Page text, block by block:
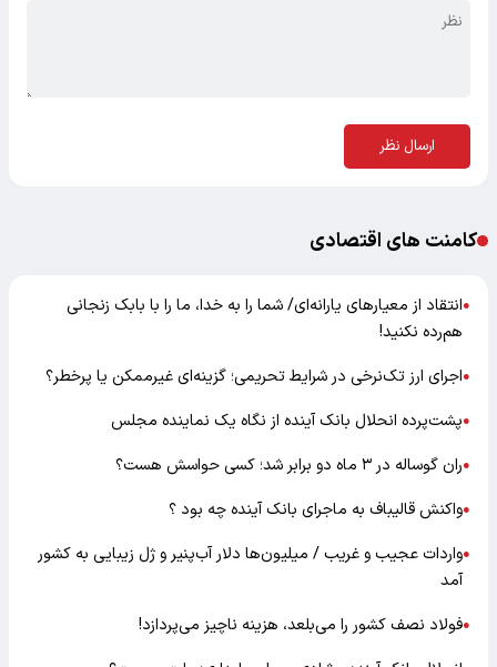
ارسال نظر
کامنت های اقتصادی
●انتقاد از معیارهای یارانه‌ای/ شما را به خدا، ما را با بابک زنجانی
هم‌رده نکنید!
●اجرای ارز تک‌نرخی در شرایط تحریمی؛ گزینه‌ای غیرممکن یا پرخطر؟
●پشت‌پرده انحلال بانک آینده از نگاه یک نماینده مجلس
●ران گوساله در ۳ ماه دو برابر شد؛ کسی حواسش هست؟
●واکنش قالیباف به ماجرای بانک آینده چه بود ؟
●واردات عجیب و غریب / میلیون‌ها دلار آب‌پنیر و ژل زیبایی به کشور
آمد
●فولاد نصف کشور را می‌بلعد، هزینه ناچیز می‌پردازد!